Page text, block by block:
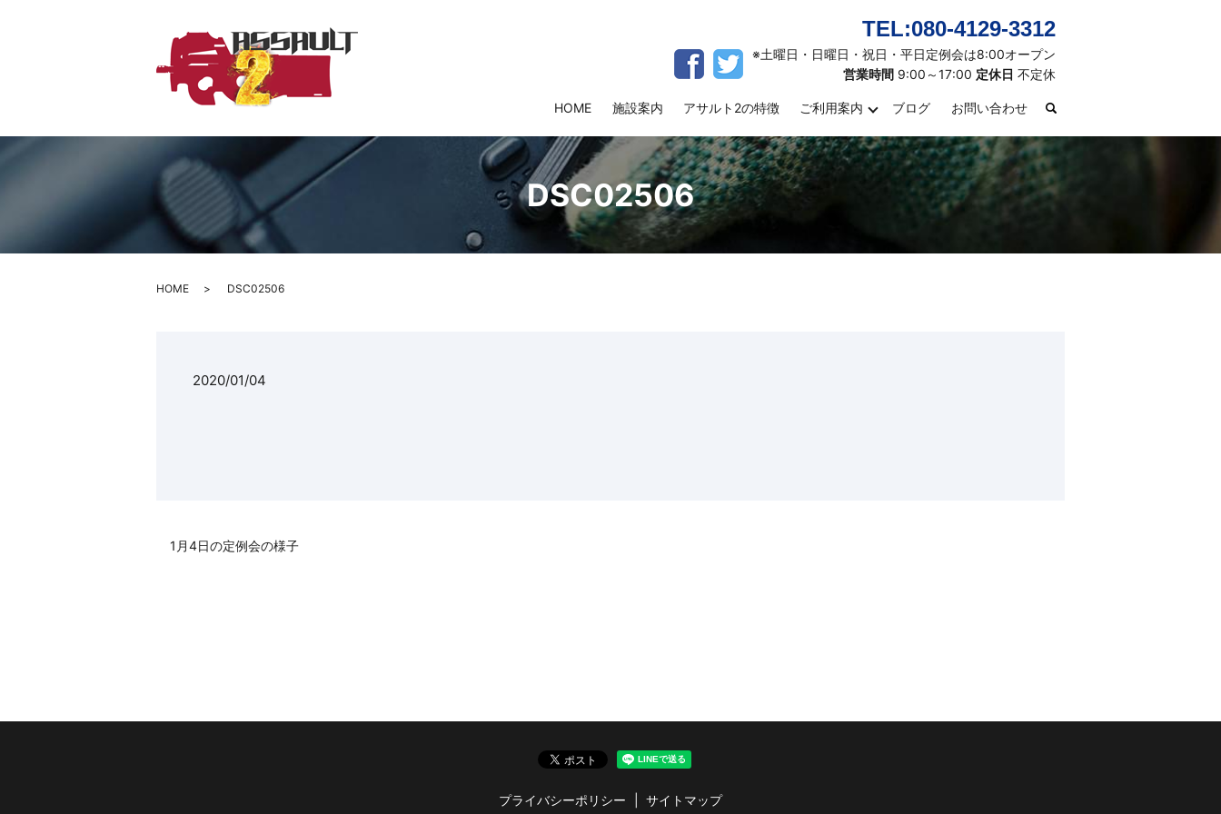
TEL:080-4129-3312
※土曜日・日曜日・祝日・平日定例会は8:00オープン
営業時間 9:00～17:00 定休日 不定休
HOME 施設案内 アサルト2の特徴 ご利用案内 ブログ お問い合わせ search
DSC02506
HOME DSC02506
2020/01/04
1月4日の定例会の様子
プライバシーポリシー サイトマップ